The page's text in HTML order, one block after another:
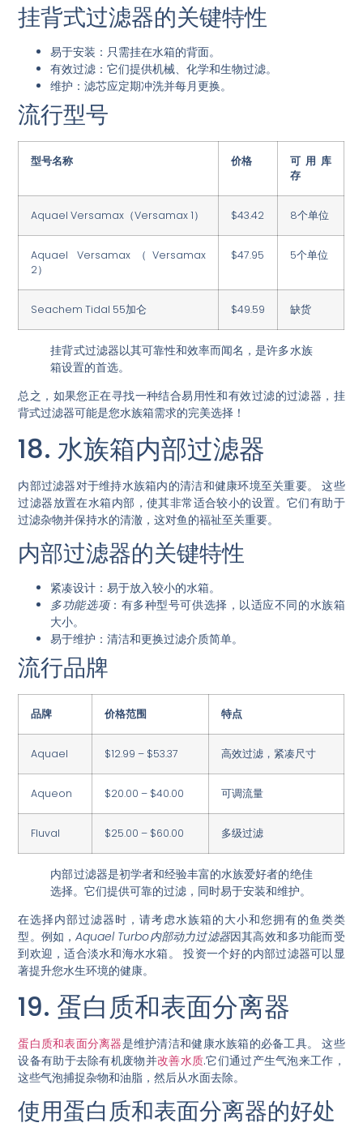
挂背式过滤器的关键特性
易于安装 ：只需挂在水箱的背面。
有效过滤 ：它们提供机械、化学和生物过滤。
维护 ：滤芯应定期冲洗并每月更换。
流行型号
型号名称 价格
可用库
存
Aquael Versamax（Versamax 1） $43.42 8个单位
Aquael Versamax（Versamax
2）
$47.95 5个单位
Seachem Tidal 55加仑 $49.59 缺货
挂背式过滤器以其可靠性和效率而闻名，是许多水族
箱设置的首选。
总之，如果您正在寻找一种结合易用性和有效过滤的过滤器，挂
背式过滤器可能是您水族箱需求的完美选择！
18. 水族箱内部过滤器
内部过滤器对于维持水族箱内的清洁和健康环境至关重要。这些
过滤器放置在水箱内部 ，使其非常适合较小的设置。它们有助于
过滤杂物并保持水的清澈，这对鱼的福祉至关重要。
内部过滤器的关键特性
紧凑设计 ：易于放入较小的水箱。
多功能选项：有多种型号可供选择，以适应不同的水族箱
大小。
易于维护 ：清洁和更换过滤介质简单。
流行品牌
品牌 价格范围 特点
Aquael $12.99 – $53.37 高效过滤，紧凑尺寸
Aqueon $20.00 – $40.00 可调流量
Fluval $25.00 – $60.00 多级过滤
内部过滤器是初学者和经验丰富的水族爱好者的绝佳
选择。它们提供可靠的过滤，同时易于安装和维护。
在选择内部过滤器时，请考虑水族箱的大小和您拥有的鱼类类
型。例如，Aquael Turbo内部动力过滤器因其高效和多功能而受
到欢迎，适合淡水和海水水箱。投资一个好的内部过滤器可以显
著提升您水生环境的健康。
19. 蛋白质和表面分离器
蛋白质和表面分离器是维护清洁和健康水族箱的必备工具。这些
设备有助于去除有机废物并改善水质.它们通过产生气泡来工作，
这些气泡捕捉杂物和油脂，然后从水面去除。
使用蛋白质和表面分离器的好处